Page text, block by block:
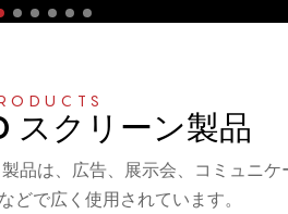
スクリーン製品
品は、広告、展示会、コミュニ
どで広く使用されています。